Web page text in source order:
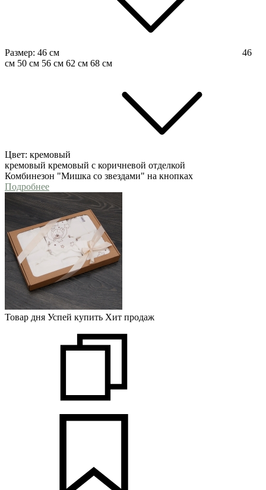
Размер: 46 см
46
см 50 см 56 см 62 см 68 см
Цвет: кремовый
кремовый кремовый с коричневой отделкой
Комбинезон "Мишка со звездами" на кнопках
Подробнее
Товар дня Успей купить Хит продаж